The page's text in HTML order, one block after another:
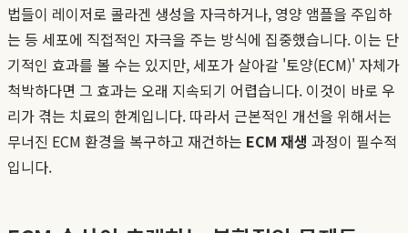
법들이 레이저로 콜라겐 생성을 자극하거나, 영양 앰플을 주입하
는 등 세포에 직접적인 자극을 주는 방식에 집중했습니다. 이는 단
기적인 효과를 볼 수는 있지만, 세포가 살아갈 '토양(ECM)' 자체가
척박하다면 그 효과는 오래 지속되기 어렵습니다. 이것이 바로 우
리가 겪는 치료의 한계입니다. 따라서 근본적인 개선을 위해서는
무너진 ECM 환경을 복구하고 재건하는 ECM 재생 과정이 필수적
입니다.